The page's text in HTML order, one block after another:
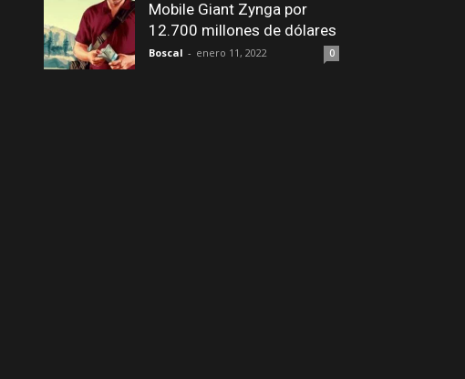
Mobile Giant Zynga por
12.700 millones de dólares
Boscal - enero 11, 2022 0